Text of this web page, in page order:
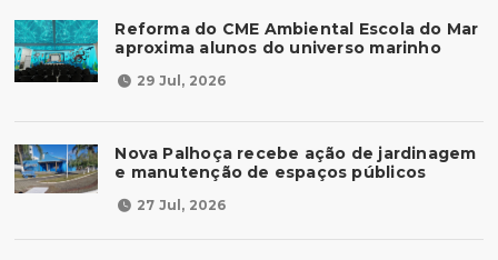
Reforma do CME Ambiental Escola do Mar
aproxima alunos do universo marinho
29 Jul, 2026
Nova Palhoça recebe ação de jardinagem
e manutenção de espaços públicos
27 Jul, 2026